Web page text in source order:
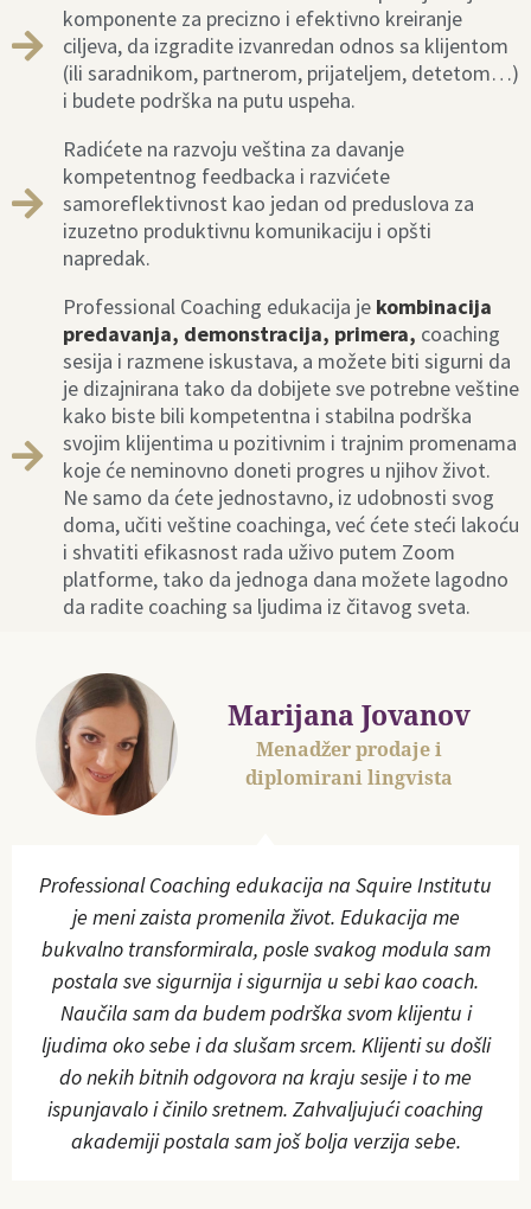
komponente za precizno i efektivno kreiranje
ciljeva, da izgradite izvanredan odnos sa klijentom
(ili saradnikom, partnerom, prijateljem, detetom…)
i budete podrška na putu uspeha.
Radićete na razvoju veština za davanje
kompetentnog feedbacka i razvićete
samoreflektivnost kao jedan od preduslova za
izuzetno produktivnu komunikaciju i opšti
napredak.
Professional Coaching edukacija je kombinacija
predavanja, demonstracija, primera, coaching
sesija i razmene iskustava, a možete biti sigurni da
je dizajnirana tako da dobijete sve potrebne veštine
kako biste bili kompetentna i stabilna podrška
svojim klijentima u pozitivnim i trajnim promenama
koje će neminovno doneti progres u njihov život.
Ne samo da ćete jednostavno, iz udobnosti svog
doma, učiti veštine coachinga, već ćete steći lakoću
i shvatiti efikasnost rada uživo putem Zoom
platforme, tako da jednoga dana možete lagodno
da radite coaching sa ljudima iz čitavog sveta.
Professional Coaching edukacija na Squire Institutu
je meni zaista promenila život. Edukacija me
bukvalno transformirala, posle svakog modula sam
postala sve sigurnija i sigurnija u sebi kao coach.
Naučila sam da budem podrška svom klijentu i
ljudima oko sebe i da slušam srcem. Klijenti su došli
do nekih bitnih odgovora na kraju sesije i to me
ispunjavalo i činilo sretnem. Zahvaljujući coaching
akademiji postala sam još bolja verzija sebe.
Marijana Jovanov
Menadžer prodaje i
diplomirani lingvista